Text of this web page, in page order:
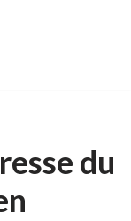
du